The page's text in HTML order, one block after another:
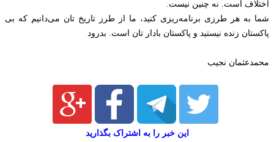
اختلاف است. نه چنین نیست.‌
شما به هر طرزی برنامه‌ریزی کنید، ما از طرز تاریخ تان می‌دانیم که بی
پاکستان زنده نیستید و پاکستان بادار تان‌ است. بدرود
محمدعثمان نجیب
این خبر را به اشتراک بگذارید